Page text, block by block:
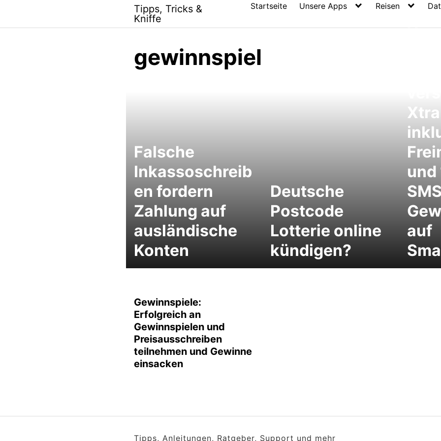
content
Tipps, Tricks &
Kniffe
Startseite Unsere Apps Reisen
gewinnspiel
Falsche
Inkassoschreib
en fordern
Zahlung auf
ausländische
Konten
Deutsche
Postcode
Lotterie online
kündigen?
und
auf
Gewinnspiele:
Erfolgreich an
Gewinnspielen und
Preisausschreiben
teilnehmen und Gewinne
einsacken
Tipps, Anleitungen, Ratgeber, Support und mehr